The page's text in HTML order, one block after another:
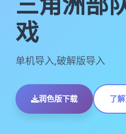
戏
单机导入,破解版导入
润色版下载 了